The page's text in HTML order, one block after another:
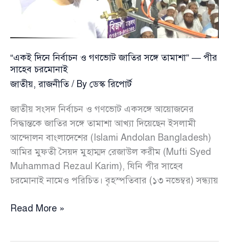
দেবেন
“একই দিনে নির্বাচন ও গণভোট জাতির সঙ্গে তামাশা” — পীর
সাহেব চরমোনাই
জাতীয়,রাজনীতি/ By ডেস্ক রিপোর্ট
জাতীয় সংসদ নির্বাচন ও গণভোট একসঙ্গে আয়োজনের
সিদ্ধান্তকে জাতির সঙ্গে তামাশা আখ্যা দিয়েছেন ইসলামী
আন্দোলন বাংলাদেশের (Islami Andolan Bangladesh)
আমির মুফতী সৈয়দ মুহাম্মদ রেজাউল করীম (Mufti Syed
Muhammad Rezaul Karim), যিনি পীর সাহেব
চরমোনাই নামেও পরিচিত। বৃহস্পতিবার (১৩ নভেম্বর) সন্ধ্যায়
“একই
Read More »